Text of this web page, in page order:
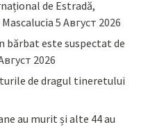
de Estradă,
5 Август 2026
bărbat este suspectat de
2026
de dragul tineretului
au murit și alte 44 au